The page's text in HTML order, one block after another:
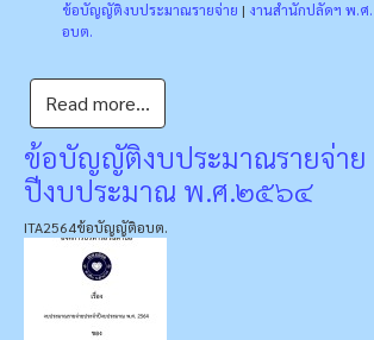
ข้อบัญญัติงบประมาณรายจ่าย | งานสำนักปลัดฯ พ.
อบต.
Read more...
ข้อบัญญัติงบประมาณรายจ่าย
ปีงบประมาณ พ.ศ.๒๕๖๔
ITA2564ข้อบัญญัติอบต.